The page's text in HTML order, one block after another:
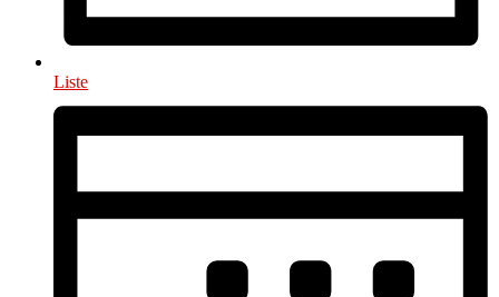
Liste